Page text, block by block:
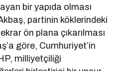
bir yapıda olması
partinin köklerindeki
ön plana çıkarılması
göre, Cumhuriyet’in
milliyetçiliği